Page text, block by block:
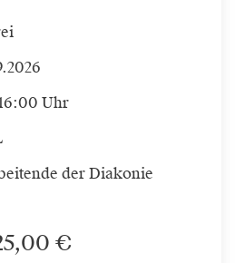
Uhr
der Diakonie
€